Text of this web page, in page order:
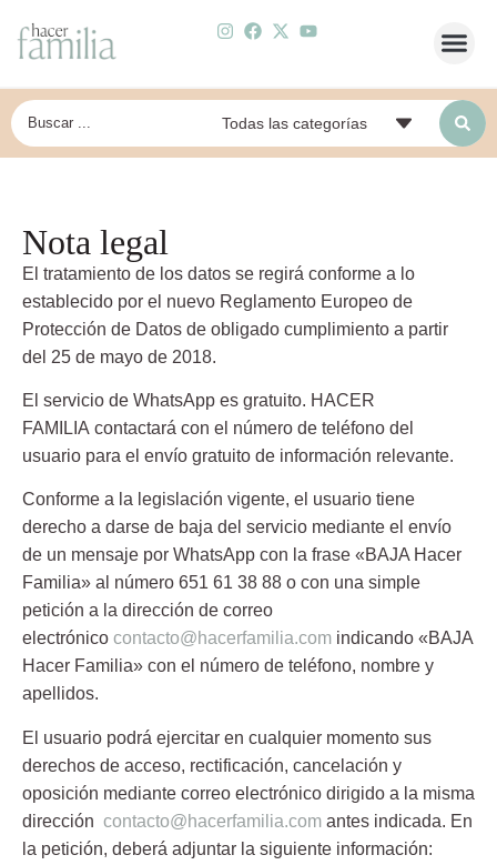
Nota legal
El tratamiento de los datos se regirá conforme a lo
establecido por el nuevo Reglamento Europeo de
Protección de Datos de obligado cumplimiento a partir
del 25 de mayo de 2018.
El servicio de WhatsApp es gratuito. HACER
FAMILIA contactará con el número de teléfono del
usuario para el envío gratuito de información relevante.
Conforme a la legislación vigente, el usuario tiene
derecho a darse de baja del servicio mediante el envío
de un mensaje por WhatsApp con la frase «BAJA Hacer
Familia» al número 651 61 38 88 o con una simple
petición a la dirección de correo
electrónico contacto@hacerfamilia.com indicando «BAJA
Hacer Familia» con el número de teléfono, nombre y
apellidos.
El usuario podrá ejercitar en cualquier momento sus
derechos de acceso, rectificación, cancelación y
oposición mediante correo electrónico dirigido a la misma
dirección contacto@hacerfamilia.com antes indicada. En
la petición, deberá adjuntar la siguiente información: